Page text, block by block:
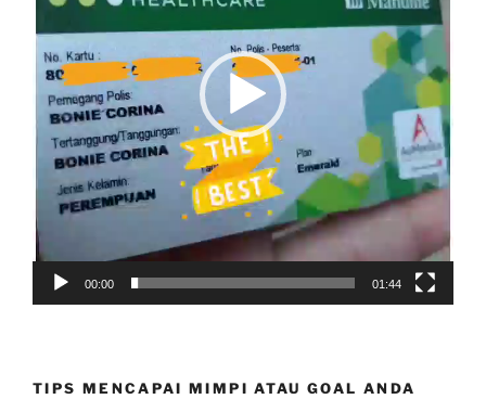
00:00 01:44
TIPS MENCAPAI MIMPI ATAU GOAL ANDA